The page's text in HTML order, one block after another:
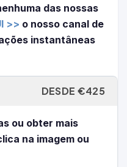
das nossas
>> o nosso canal de
instantâneas
DESDE €425
ou obter mais
na imagem ou